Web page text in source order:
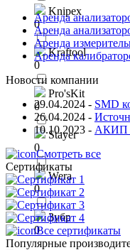
Knipex
0
Kraftool
0
Pro'sKit
0
Stayer
0
Wera
0
Зубр
0
Аренда
Аренда
Аренда
Аренда
Новости компании
29.04.2024 - SMD
26.04.2024 -
10.10.2023 - АКИП
Смотреть все
Сертификаты
Все сертификаты
Популярные